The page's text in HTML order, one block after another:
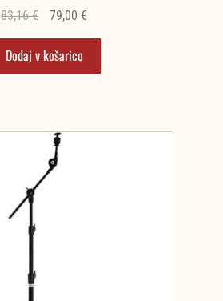
83,16€
Izvirna
je
bila:
79,00 €Trenutna
79,00 €.
Dodaj v košarico